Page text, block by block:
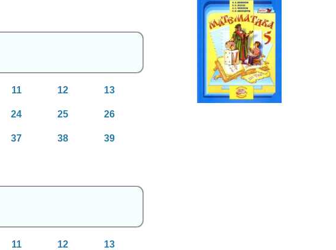
11 12 13
24 25 26
37 38 39
11 12 13
Математика
5 класс